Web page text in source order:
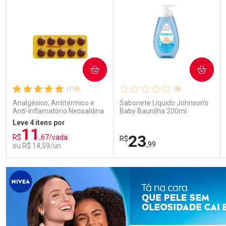
(118)
Analgésico, Antitérmico e
Anti-inflamatório Neosaldina
30mg + 300mg + 30mg 10
Drágeas
Leve 4 itens por
R$11 ,67/cada
ou R$ 14,59/un
COMPRAR
FECHAR
Laboratório
FECHAR
Por Menos
(0)
Sabonete Líquido Johnson's
Baby Baunilha 200ml
R$23,99
COMPRAR
Laboratório
Por Menos